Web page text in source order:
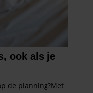
u onze website blijft